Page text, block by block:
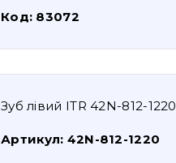
Код: 83072
Зуб лівий ITR 42N-812-1220
Артикул: 42N-812-1220